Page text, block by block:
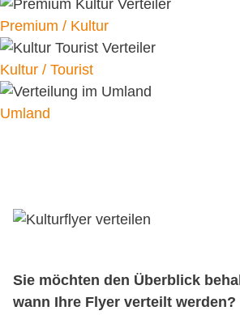
Premium / Kultur
Kultur / Tourist
Umland
Sie möchten den Überblick
wann Ihre Flyer verteilt werden?